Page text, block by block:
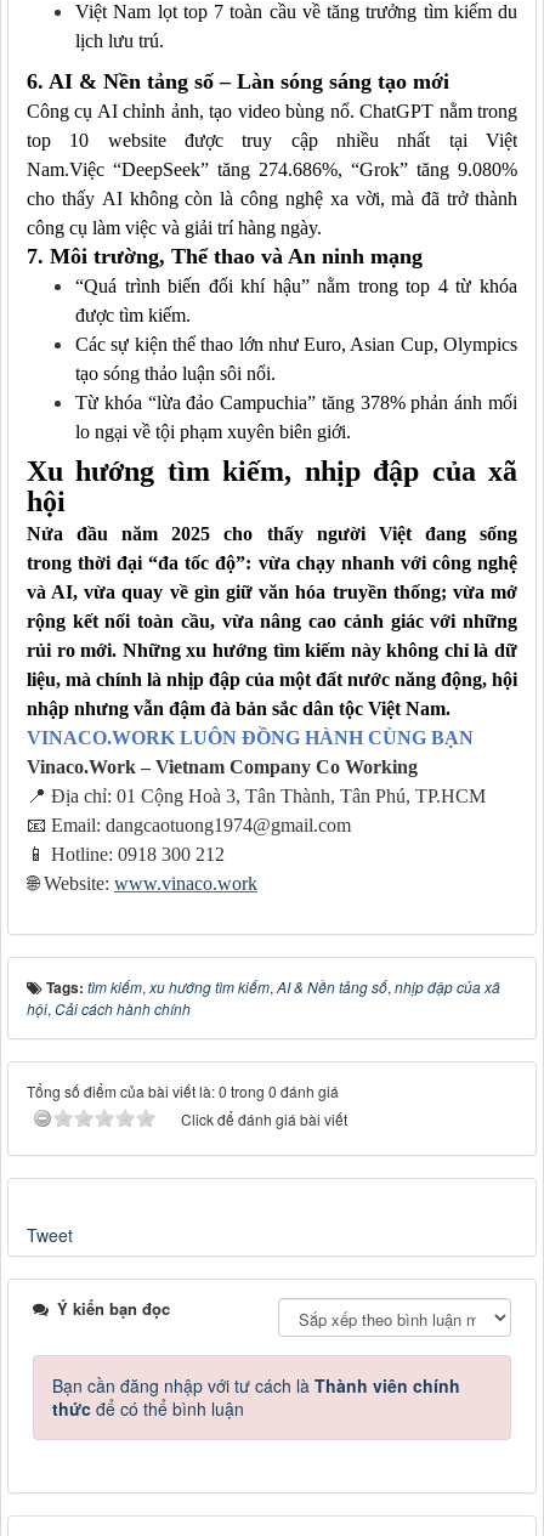
Việt Nam lọt top 7 toàn cầu về tăng trưởng tìm kiếm du
lịch lưu trú.
6. AI & Nền tảng số – Làn sóng sáng tạo mới
Công cụ AI chỉnh ảnh, tạo video bùng nổ. ChatGPT nằm trong
top 10 website được truy cập nhiều nhất tại Việt
Nam.Việc “DeepSeek” tăng 274.686%, “Grok” tăng 9.080%
cho thấy AI không còn là công nghệ xa vời, mà đã trở thành
công cụ làm việc và giải trí hàng ngày.
7. Môi trường, Thể thao và An ninh mạng
“Quá trình biến đổi khí hậu” nằm trong top 4 từ khóa
được tìm kiếm.
Các sự kiện thể thao lớn như Euro, Asian Cup, Olympics
tạo sóng thảo luận sôi nổi.
Từ khóa “lừa đảo Campuchia” tăng 378% phản ánh mối
lo ngại về tội phạm xuyên biên giới.
Xu hướng tìm kiếm, nhịp đập của xã
hội
Nửa đầu năm 2025 cho thấy người Việt đang sống
trong thời đại “đa tốc độ”: vừa chạy nhanh với công nghệ
và AI, vừa quay về gìn giữ văn hóa truyền thống; vừa mở
rộng kết nối toàn cầu, vừa nâng cao cảnh giác với những
rủi ro mới. Những xu hướng tìm kiếm này không chỉ là dữ
liệu, mà chính là nhịp đập của một đất nước năng động, hội
nhập nhưng vẫn đậm đà bản sắc dân tộc Việt Nam.
VINACO.WORK LUÔN ĐỒNG HÀNH CÙNG BẠN
Vinaco.Work – Vietnam Company Co Working
📍 Địa chỉ: 01 Cộng Hoà 3, Tân Thành, Tân Phú, TP.HCM
📧 Email: dangcaotuong1974@gmail.com
📱 Hotline: 0918 300 212
🌐Website: www.vinaco.work
Tags: tìm kiếm, xu hướng tìm kiếm, AI & Nền tảng số, nhịp đập của xã
hội, Cải cách hành chính
Tổng số điểm của bài viết là: 0 trong 0 đánh giá
Click để đánh giá bài viết
Tweet
Ý kiến bạn đọc
Bạn cần đăng nhập với tư cách là Thành viên chính
thức để có thể bình luận